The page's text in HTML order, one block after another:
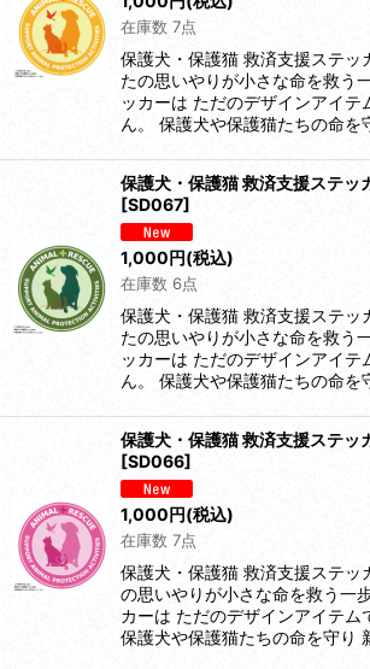
在庫数 7点
保護犬・保護猫 救済支援ステッ
たの思いやりが小さな命を救う
ッカーは ただのデザインアイテ
ん。 保護犬や保護猫たちの命を
保護犬・保護猫 救済支援ステッ
[SD067]
1,000円(税込)
在庫数 6点
保護犬・保護猫 救済支援ステッ
たの思いやりが小さな命を救う
ッカーは ただのデザインアイテ
ん。 保護犬や保護猫たちの命を
保護犬・保護猫 救済支援ステッ
[SD066]
1,000円(税込)
在庫数 7点
保護犬・保護猫 救済支援ステッ
の思いやりが小さな命を救う一
カーは ただのデザインアイテム
保護犬や保護猫たちの命を守り